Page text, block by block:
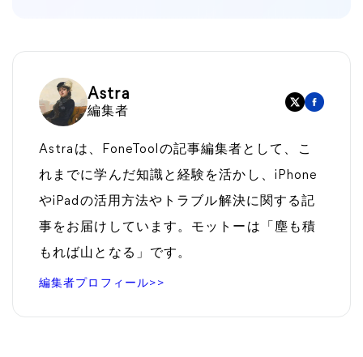
Astra
編集者
Astraは、FoneToolの記事編集者として、こ
れまでに学んだ知識と経験を活かし、iPhone
やiPadの活用方法やトラブル解決に関する記
事をお届けしています。モットーは「塵も積
もれば山となる」です。
編集者プロフィール>>